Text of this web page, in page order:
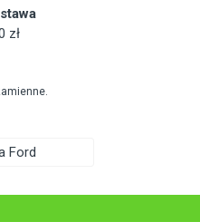
zł
Ford